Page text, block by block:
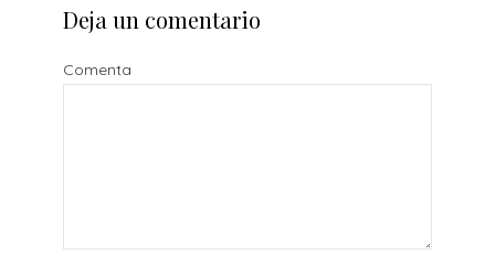
Deja un comentario
Comenta